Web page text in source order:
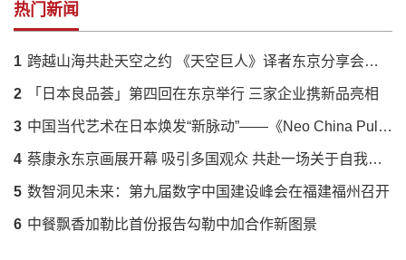
热门新闻
1 跨越山海共赴天空之约 《天空巨人》译者东京分享会落幕 解码蔡国强火药艺术与中日文化羁绊
2 「日本良品荟」第四回在东京举行 三家企业携新品亮相
3 中国当代艺术在日本焕发“新脉动”——《Neo China Pulse》展呈现传统与创新的时代对话
4 蔡康永东京画展开幕 吸引多国观众 共赴一场关于自我的对话
5 数智洞见未来：第九届数字中国建设峰会在福建福州召开
6 中餐飘香加勒比首份报告勾勒中加合作新图景